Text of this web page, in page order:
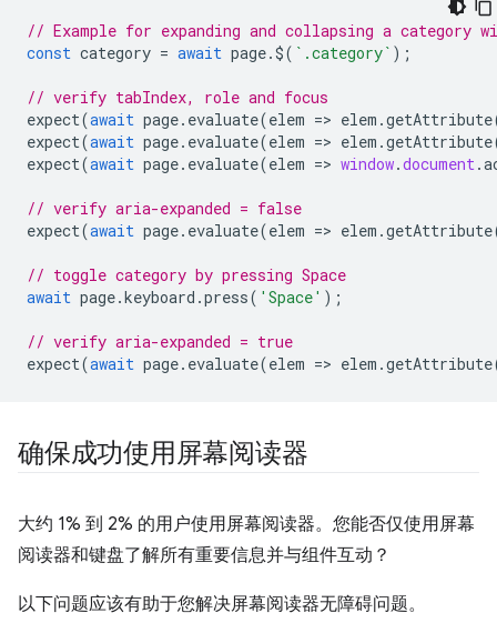
// Example for expanding and collapsing a category
const category = await page.$( `.category` );
// verify tabIndex, role and focus
expect(await page. evaluate(elem => elem .getAttribute
expect(await page. evaluate(elem => elem .getAttribute
expect(await page. evaluate(elem => window.document.
// verify aria-expanded = false
expect(await page. evaluate(elem => elem .getAttribute
// toggle category by pressing Space
await page.keyboard .press( 'Space' );
// verify aria-expanded = true
expect(await page. evaluate(elem => elem .getAttribute
确保成功使用屏幕阅读器
大约 1% 到 2% 的用户使用屏幕阅读器。您能否仅使用屏幕
阅读器和键盘了解所有重要信息并与组件互动？
以下问题应该有助于您解决屏幕阅读器无障碍问题。